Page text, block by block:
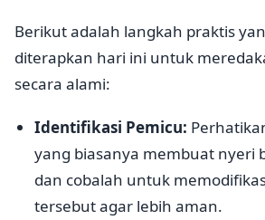
Berikut adalah langkah praktis
diterapkan hari ini untuk
secara alami:
Identifikasi Pemicu:
yang biasanya membuat nyeri
dan cobalah untuk
tersebut agar lebih aman.